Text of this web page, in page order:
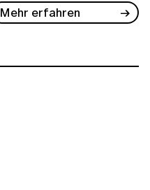
Mehr erfahren